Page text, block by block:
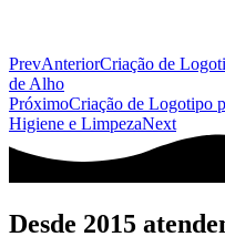
PrevAnteriorCriação de
de Alho
PróximoCriação de Logotipo
Higiene e LimpezaNext
Desde 2015